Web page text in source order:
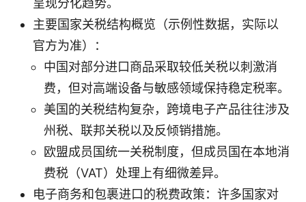
主要国家关税结构概览（示例性数据，实际以
官方为准）：
中国对部分进口商品采取较低关税以刺激消
费，但对高端设备与敏感领域保持稳定税率。
美国的关税结构复杂，跨境电子产品往往涉及
州税、联邦关税以及反倾销措施。
欧盟成员国统一关税制度，但成员国在本地消
费税（VAT）处理上有细微差异。
电子商务和包裹进口的税费政策：许多国家对